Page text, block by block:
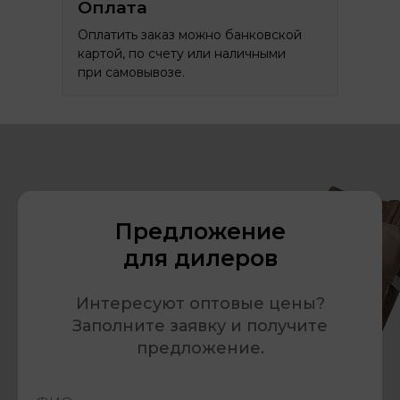
Оплата
Оплатить заказ можно банковской
картой, по счету или наличными
при самовывозе.
Предложение
для дилеров
Интересуют оптовые цены?
Заполните заявку и получите
предложение.